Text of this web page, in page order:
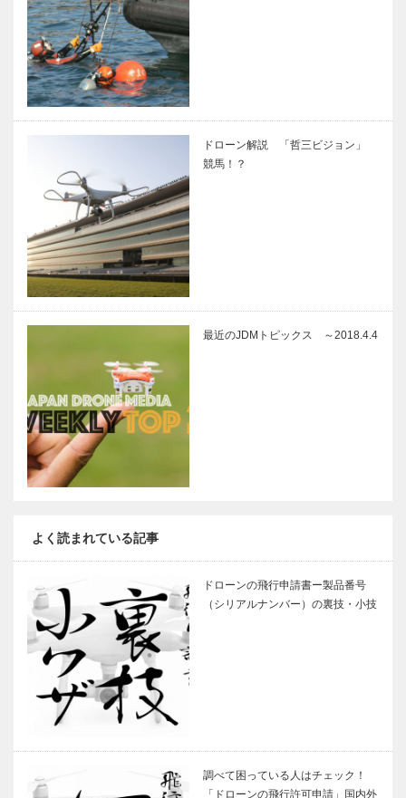
ドローン解説 「哲三ビジョン」
競馬！？
最近のJDMトピックス ～2018.4.4
よく読まれている記事
ドローンの飛行申請書ー製品番号
（シリアルナンバー）の裏技・小技
調べて困っている人はチェック！
「ドローンの飛行許可申請」国内外